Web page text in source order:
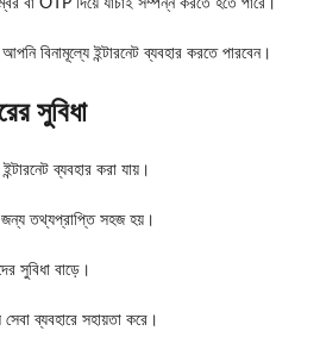
বা OTP দিয়ে যাচাই সম্পন্ন করতে হতে পারে।
বিনামূল্যে ইন্টারনেট ব্যবহার করতে পারবেন।
সুবিধা
ব্যবহার করা যায়।
জন্য তথ্যপ্রাপ্তি সহজ হয়।
সুবিধা বাড়ে।
ব্যবহারে সহায়তা করে।